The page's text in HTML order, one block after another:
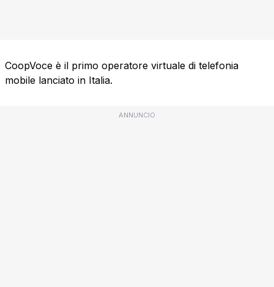
CoopVoce è il primo operatore virtuale di telefonia
mobile lanciato in Italia.
ANNUNCIO